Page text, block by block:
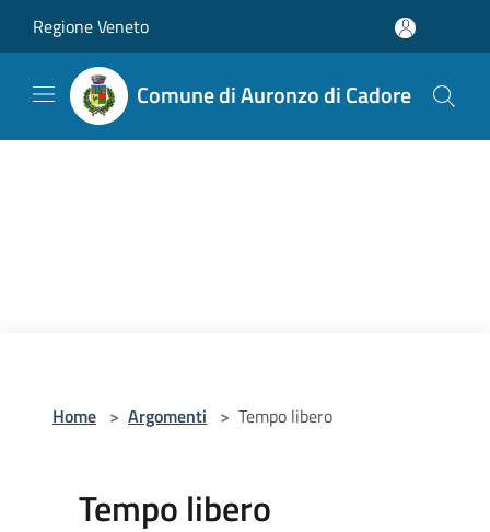
Regione Veneto
Comune di Auronzo di Cadore
Home > Argomenti > Tempo libero
Tempo libero